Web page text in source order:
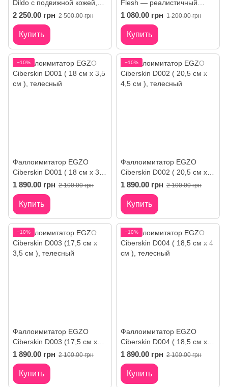
Dildo с подвижной кожей,
мошонкой и присоской
2 250.00 грн 2 500.00 грн
Купить
Flesh — реалистичный
фаллоимитатор
1 080.00 грн 1 200.00 грн
Купить
−10%
Фаллоимитатор EGZO
Ciberskin D001 ( 18 см х 3,5
см )
1 890.00 грн 2 100.00 грн
Купить
−10%
Фаллоимитатор EGZO
Ciberskin D002 ( 20,5 см х
4,5 см )
1 890.00 грн 2 100.00 грн
Купить
−10%
Фаллоимитатор EGZO
Ciberskin D003 (17,5 см х
3,5 см )
1 890.00 грн 2 100.00 грн
Купить
−10%
Фаллоимитатор EGZO
Ciberskin D004 ( 18,5 см х 4
см )
1 890.00 грн 2 100.00 грн
Купить